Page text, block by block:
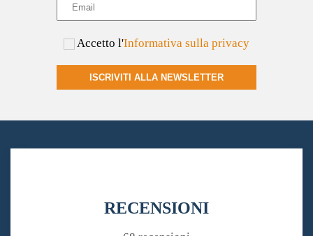
Accetto l'Informativa sulla privacy
ISCRIVITI ALLA NEWSLETTER
RECENSIONI